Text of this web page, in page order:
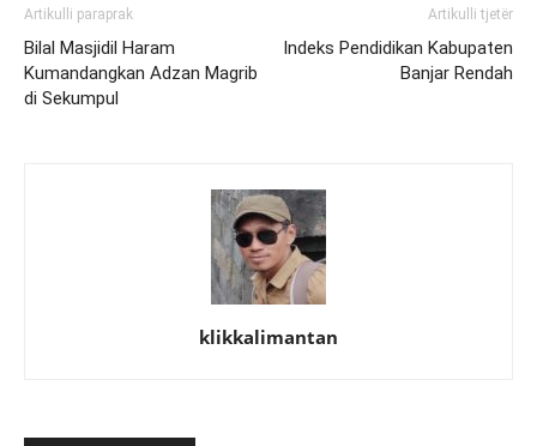
Artikulli paraprak
Bilal Masjidil Haram
Kumandangkan Adzan Magrib
di Sekumpul
Artikulli tjetër
Indeks Pendidikan Kabupaten
Banjar Rendah
klikkalimantan